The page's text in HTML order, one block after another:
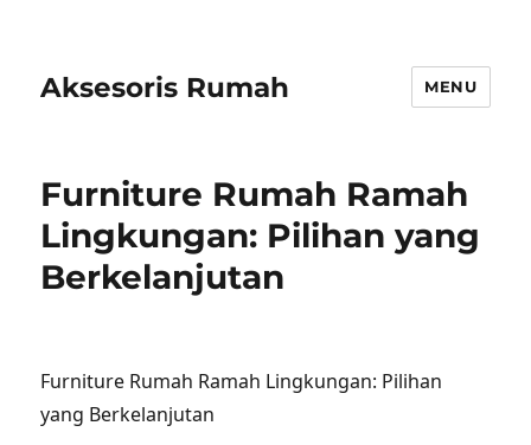
Aksesoris Rumah MENU
Furniture Rumah Ramah
Lingkungan: Pilihan yang
Berkelanjutan
Furniture Rumah Ramah Lingkungan: Pilihan
yang Berkelanjutan